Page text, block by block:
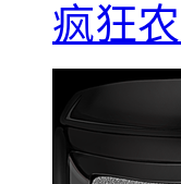
疯狂